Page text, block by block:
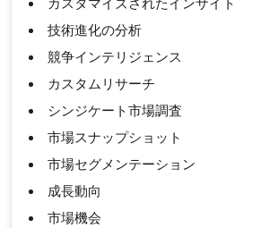
技術進化の分析
競争インテリジェンス
カスタムリサーチ
シンジケート市場調査
市場スナップショット
市場セグメンテーション
成長動向
市場機会